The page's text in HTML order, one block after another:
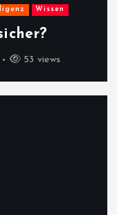
Wissen
53 views